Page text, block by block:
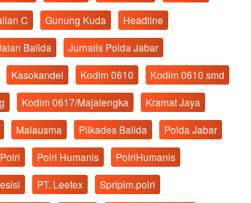
C Gunung Kuda
Headline
Balida
Jurnalis Polda Jabar
Kasokandel Kodim 0610
Kodim 0610 smd
Kodim 0617/Majalengka
Kramat Jaya
Malausma Pilkades Balida
Polda Jabar
Polri Polri Humanis
PolriHumanis
PT. Leetex
Spripim.polri